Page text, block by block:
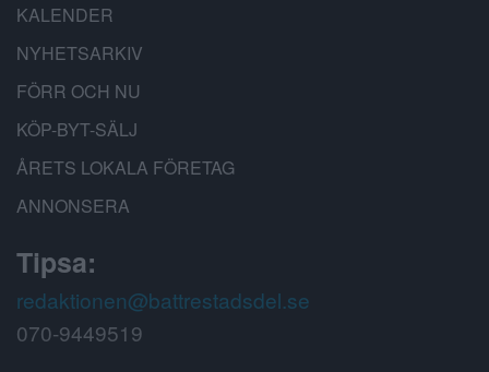
KALENDER
NYHETSARKIV
FÖRR OCH NU
KÖP-BYT-SÄLJ
ÅRETS LOKALA FÖRETAG
ANNONSERA
Tipsa:
redaktionen@battrestadsdel.se
070-9449519